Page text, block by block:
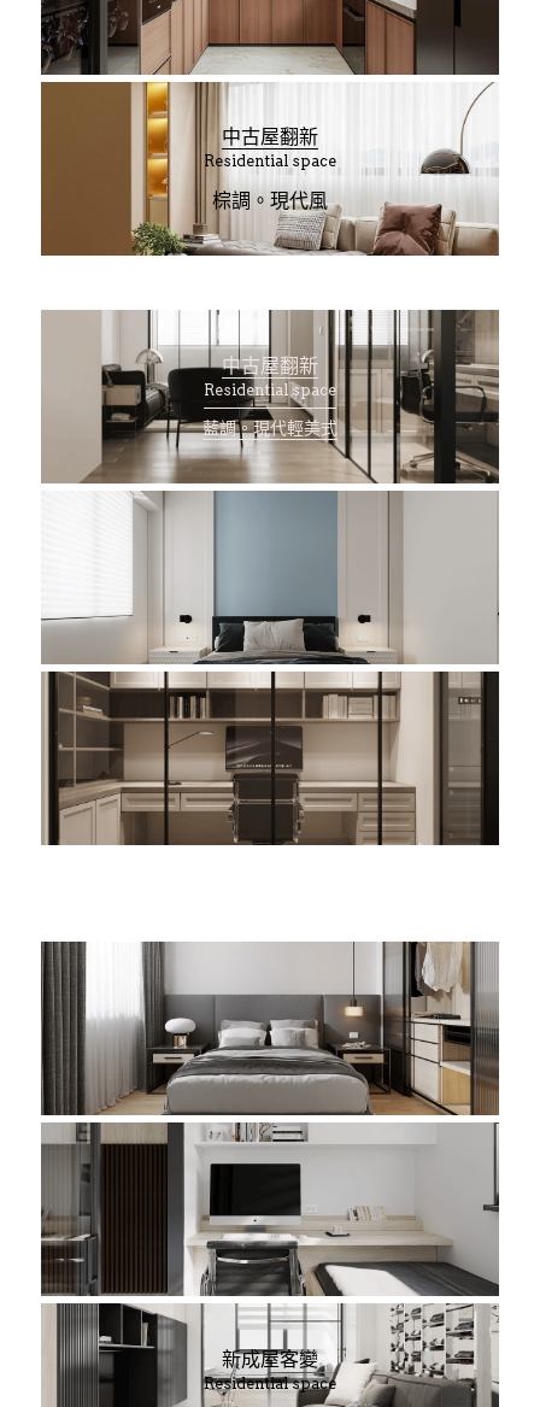
中古屋翻新
Residential space
棕調。現代風
中古屋翻新
Residential space
藍調。現代輕美式
新成屋客變
Residential space